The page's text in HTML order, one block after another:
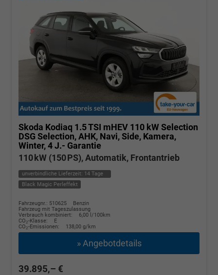
Skoda Kodiaq 1.5 TSI mHEV 110 kW Selection
DSG Selection, AHK, Navi, Side, Kamera,
Winter, 4 J.- Garantie
110 kW (150 PS), Automatik, Frontantrieb
unverbindliche Lieferzeit: 14 Tage
Black Magic Perleffekt
Fahrzeugnr.: 510625
Benzin
Fahrzeug mit Tageszulassung
Verbrauch kombiniert:
6,00 l/100km
CO2-Klasse:
E
CO2-Emissionen: 138,00 g/km
» Angebotdetails
39.895,– €